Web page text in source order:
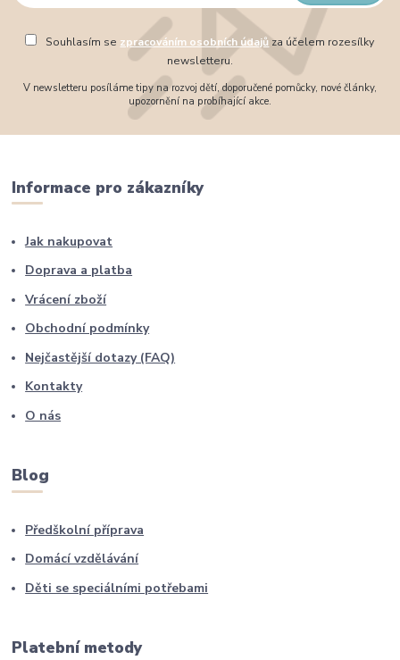
Souhlasím se zpracováním osobních údajů za účelem rozesílky
newsletteru.
V newsletteru posíláme tipy na rozvoj dětí, doporučené pomůcky, nové články,
upozornění na probíhající akce.
Informace pro zákazníky
Jak nakupovat
Doprava a platba
Vrácení zboží
Obchodní podmínky
Nejčastější dotazy (FAQ)
Kontakty
O nás
Blog
Předškolní příprava
Domácí vzdělávání
Děti se speciálními potřebami
Platební metody